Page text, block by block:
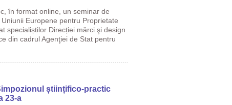
în format online, un seminar de
Europene pentru Proprietate
specialiștilor Direcției mărci şi design
din cadrul Agenţiei de Stat pentru
științifico-practic
23-a